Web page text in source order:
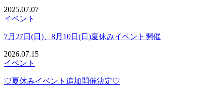
2025.07.07
イベント
7月27日(日)、8月10日(日)夏休みイベント開催
2026.07.15
イベント
♡夏休みイベント追加開催決定♡